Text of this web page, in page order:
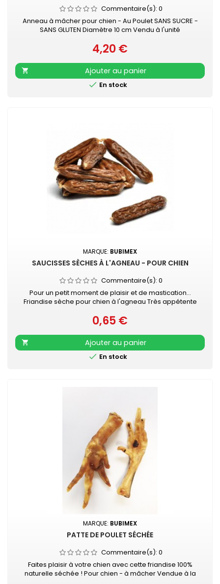
Commentaire(s): 0
Anneau à mâcher pour chien - Au Poulet SANS SUCRE -
SANS GLUTEN Diamètre 10 cm Vendu à l'unité
Prix
4,20 €

Ajouter au panier
 En stock
MARQUE: BUBIMEX
SAUCISSES SÈCHES À L'AGNEAU - POUR CHIEN
Commentaire(s): 0
Pour un petit moment de plaisir et de mastication...
Friandise sèche pour chien à l'agneau Très appétente
Prix
0,65 €

Ajouter au panier
 En stock
MARQUE: BUBIMEX
PATTE DE POULET SÉCHÉE
Commentaire(s): 0
Faites plaisir à votre chien avec cette friandise 100%
naturelle séchée ! Pour chien - à mâcher Vendue à la